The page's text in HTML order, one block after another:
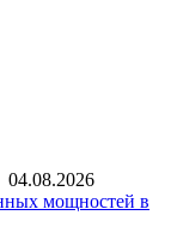
04.08.2026
мощностей в